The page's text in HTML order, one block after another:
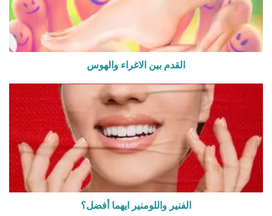
القدم بين الاغراء والهوس
الفنير واللومنير ايهما أفضل؟